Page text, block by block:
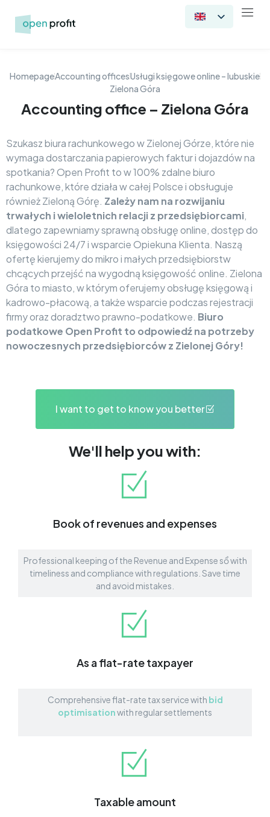
HomepageAccounting officesUsługi księgowe online – lubuskie
Zielona Góra
Accounting office – Zielona Góra
Szukasz biura rachunkowego w Zielonej Górze, które nie
wymaga dostarczania papierowych faktur i dojazdów na
spotkania? Open Profit to w 100% zdalne biuro
rachunkowe, które działa w całej Polsce i obsługuje
również Zieloną Górę. Zależy nam na rozwijaniu
trwałych i wieloletnich relacji z przedsiębiorcami,
dlatego zapewniamy sprawną obsługę online, dostęp do
księgowości 24/7 i wsparcie Opiekuna Klienta. Naszą
ofertę kierujemy do mikro i małych przedsiębiorstw
chcących przejść na wygodną księgowość online. Zielona
Góra to miasto, w którym oferujemy obsługę księgową i
kadrowo-płacową, a także wsparcie podczas rejestracji
firmy oraz doradztwo prawno-podatkowe. Biuro
podatkowe Open Profit to odpowiedź na potrzeby
nowoczesnych przedsiębiorców z Zielonej Góry!
I want to get to know you better
We'll help you with:
Book of revenues and expenses
Professional keeping of the Revenue and Expense sổ with
timeliness and compliance with regulations. Save time
and avoid mistakes.
As a flat-rate taxpayer
Comprehensive flat-rate tax service with bid
optimisationwith regular settlements
Taxable amount